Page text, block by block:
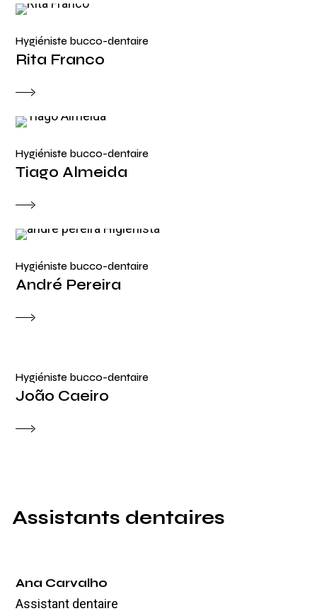
Hygiéniste bucco-dentaire
Rita Franco
Hygiéniste bucco-dentaire
Tiago Almeida
Hygiéniste bucco-dentaire
André Pereira
Hygiéniste bucco-dentaire
João Caeiro
Assistants dentaires
Ana Carvalho
Assistant dentaire